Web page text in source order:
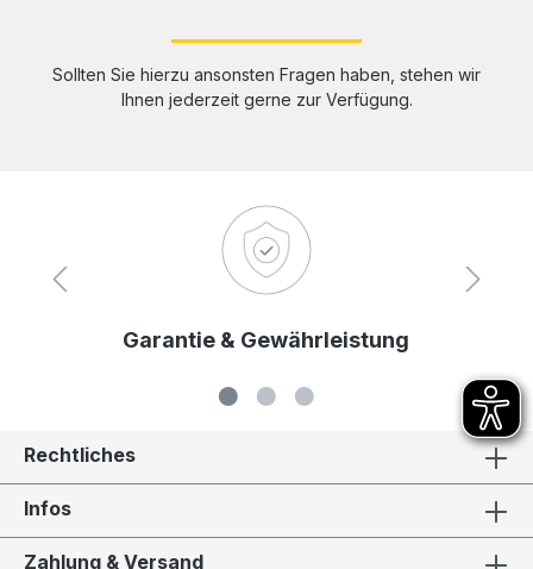
Sollten Sie hierzu ansonsten Fragen haben, stehen wir
Ihnen jederzeit gerne zur Verfügung.
Garantie & Gewährleistung
Rechtliches
Infos
Zahlung & Versand